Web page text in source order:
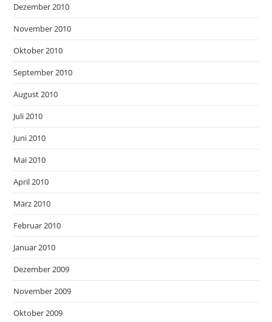
Dezember 2010
November 2010
Oktober 2010
September 2010
August 2010
Juli 2010
Juni 2010
Mai 2010
April 2010
März 2010
Februar 2010
Januar 2010
Dezember 2009
November 2009
Oktober 2009